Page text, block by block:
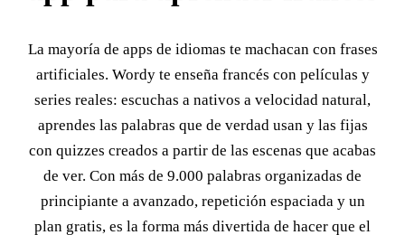
La mayoría de apps de idiomas te machacan con frases
artificiales. Wordy te enseña francés con películas y
series reales: escuchas a nativos a velocidad natural,
aprendes las palabras que de verdad usan y las fijas
con quizzes creados a partir de las escenas que acabas
de ver. Con más de 9.000 palabras organizadas de
principiante a avanzado, repetición espaciada y un
plan gratis, es la forma más divertida de hacer que el